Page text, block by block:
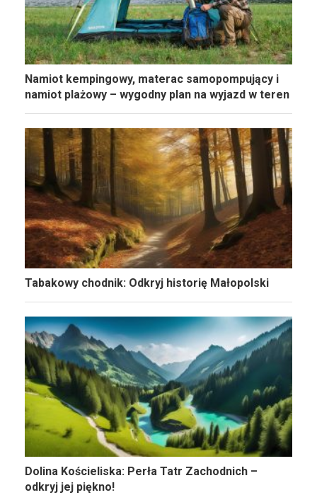
Namiot kempingowy, materac samopompujący i
namiot plażowy – wygodny plan na wyjazd w teren
Tabakowy chodnik: Odkryj historię Małopolski
Dolina Kościeliska: Perła Tatr Zachodnich –
odkryj jej piękno!